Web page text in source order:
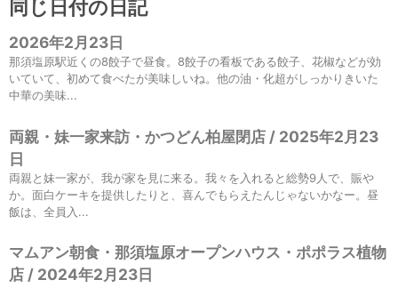
同じ日付の日記
2026年2月23日
那須塩原駅近くの8餃子で昼食。8餃子の看板である餃子、花椒などが効
いていて、初めて食べたが美味しいね。他の油・化超がしっかりきいた
中華の美味...
両親・妹一家来訪・かつどん柏屋閉店 / 2025年2月23
日
両親と妹一家が、我が家を見に来る。我々を入れると総勢9人で、賑や
か。面白ケーキを提供したりと、喜んでもらえたんじゃないかなー。昼
飯は、全員入...
マムアン朝食・那須塩原オープンハウス・ポポラス植物
店 / 2024年2月23日